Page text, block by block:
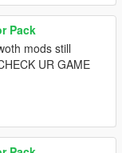
Pack
mods still
UR GAME